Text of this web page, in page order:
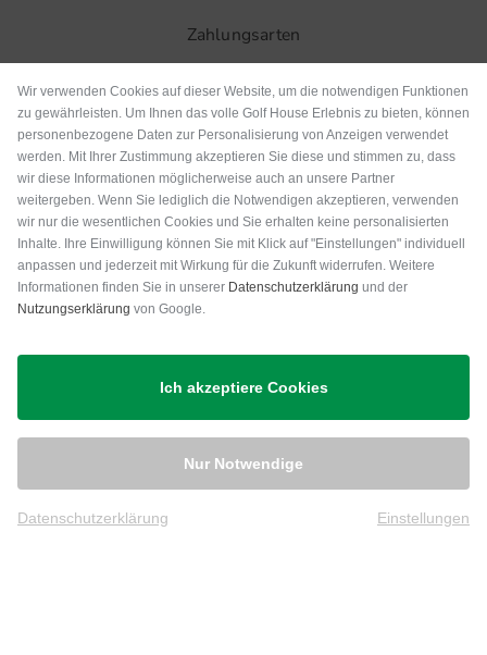
Zahlungsarten
Versand
Wir verwenden Cookies auf dieser Website, um die notwendigen Funktionen
zu gewährleisten. Um Ihnen das volle Golf House Erlebnis zu bieten, können
personenbezogene Daten zur Personalisierung von Anzeigen verwendet
werden. Mit Ihrer Zustimmung akzeptieren Sie diese und stimmen zu, dass
wir diese Informationen möglicherweise auch an unsere Partner
weitergeben. Wenn Sie lediglich die Notwendigen akzeptieren, verwenden
wir nur die wesentlichen Cookies und Sie erhalten keine personalisierten
Inhalte. Ihre Einwilligung können Sie mit Klick auf "Einstellungen" individuell
anpassen und jederzeit mit Wirkung für die Zukunft widerrufen. Weitere
Informationen finden Sie in unserer Datenschutzerklärung und der
Nutzungserklärung von Google.
Ich akzeptiere Cookies
Nur Notwendige
Datenschutzerklärung Einstellungen